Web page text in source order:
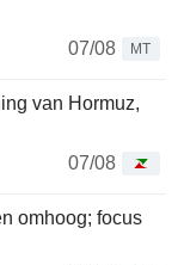
07/08
MT
van Hormuz,
07/08
omhoog; focus